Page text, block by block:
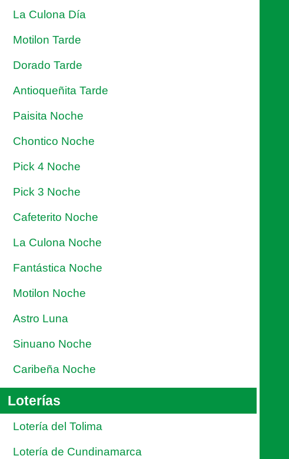
La Culona Día
Motilon Tarde
Dorado Tarde
Antioqueñita Tarde
Paisita Noche
Chontico Noche
Pick 4 Noche
Pick 3 Noche
Cafeterito Noche
La Culona Noche
Fantástica Noche
Motilon Noche
Astro Luna
Sinuano Noche
Caribeña Noche
Loterías
Lotería del Tolima
Lotería de Cundinamarca